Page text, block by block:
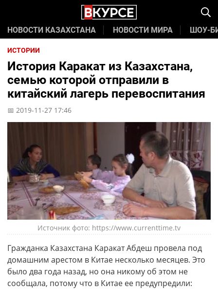
НОВОСТИ КАЗАХСТАНА НОВОСТИ МИРА ШОУ-
ИСТОРИИ
История Каракат из Казахстана,
семью которой отправили в
китайский лагерь перевоспитания
📅 2019-11-27 17:46
Источник фото: https://www.currenttime.tv
Гражданка Казахстана Каракат Абдеш провела под
домашним арестом в Китае несколько месяцев. Это
было два года назад, но она никому об этом не
сообщала, потому что в Китае ее предупредили: